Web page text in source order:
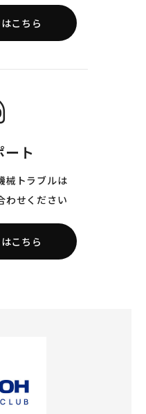
こちら
ート
械トラブルは
わせください
こちら